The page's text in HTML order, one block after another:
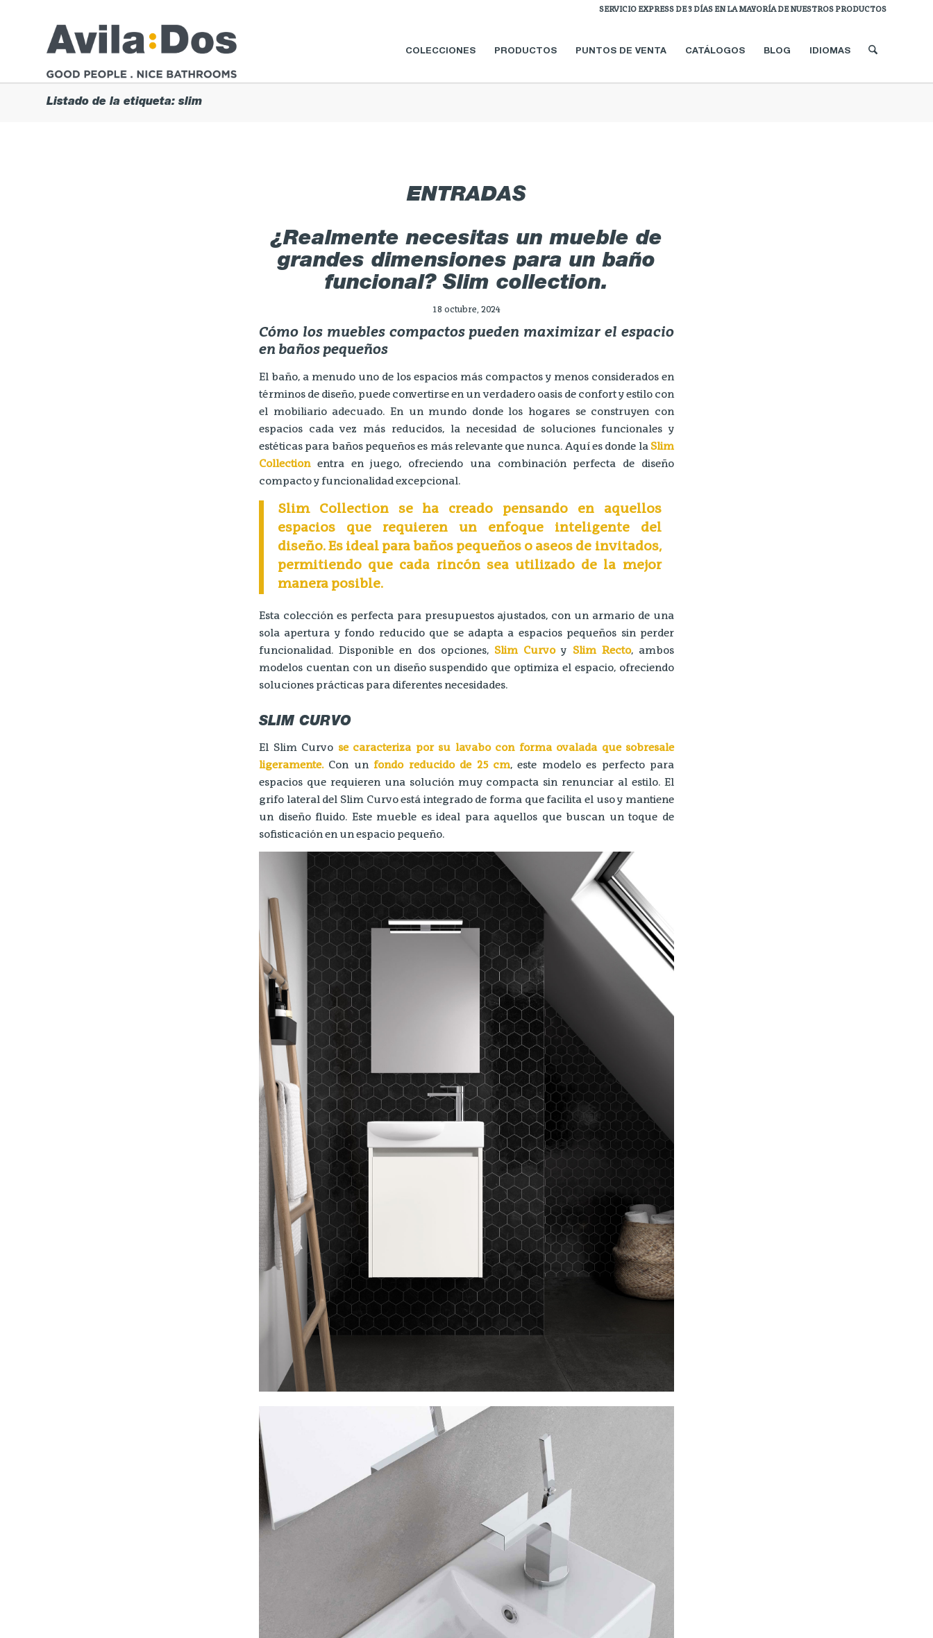
SERVICIO EXPRESS DE 3 DÍAS EN LA MAYORÍA DE NUESTROS PRODUCTOS
COLECCIONES PRODUCTOS PUNTOS DE VENTA CATÁLOGOS BLOG IDIOMAS
Listado de la etiqueta: slim
ENTRADAS
¿Realmente necesitas un mueble de
grandes dimensiones para un baño
funcional? Slim collection.
18 octubre, 2024
Cómo los muebles compactos pueden maximizar el espacio
en baños pequeños
El baño, a menudo uno de los espacios más compactos y menos considerados en
términos de diseño, puede convertirse en un verdadero oasis de confort y estilo con
el mobiliario adecuado. En un mundo donde los hogares se construyen con
espacios cada vez más reducidos, la necesidad de soluciones funcionales y
estéticas para baños pequeños es más relevante que nunca. Aquí es donde la Slim
Collectionentra en juego, ofreciendo una combinación perfecta de diseño
compacto y funcionalidad excepcional.
Slim Collection se ha creado pensando en aquellos
espacios que requieren un enfoque inteligente del
diseño. Es ideal para baños pequeños o aseos de invitados,
permitiendo que cada rincón sea utilizado de la mejor
manera posible.
Esta colección es perfecta para presupuestos ajustados, con un armario de una
sola apertura y fondo reducido que se adapta a espacios pequeños sin perder
funcionalidad. Disponible en dos opciones, Slim Curvoy Slim Recto, ambos
modelos cuentan con un diseño suspendido que optimiza el espacio, ofreciendo
soluciones prácticas para diferentes necesidades.
SLIM CURVO
El Slim Curvo se caracteriza por su lavabo con forma ovalada que sobresale
ligeramente.Con unfondo reducido de 25 cm, este modelo es perfecto para
espacios que requieren una solución muy compacta sin renunciar al estilo. El
grifo lateral del Slim Curvo está integrado de forma que facilita el uso y mantiene
un diseño fluido. Este mueble es ideal para aquellos que buscan un toque de
sofisticación en un espacio pequeño.